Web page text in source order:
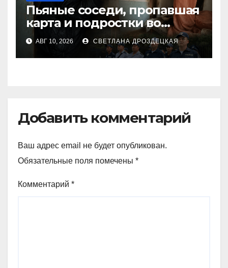
Пьяные соседи, пропавшая
карта и подростки во
дворах: один вечер с
полицейскими в Бесколе
АВГ 10, 2026 СВЕТЛАНА ДРОЗДЕЦКАЯ
Добавить комментарий
Ваш адрес email не будет опубликован.
Обязательные поля помечены *
Комментарий *